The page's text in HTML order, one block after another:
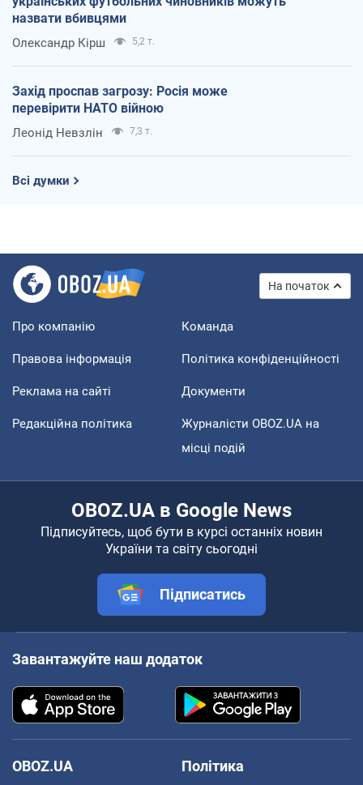
назвати вбивцями
Олександр Кірш 5,2 т.
Захід проспав загрозу: Росія може
перевірити НАТО війною
Леонід Невзлін 7,3 т.
Всі думки
На початок
Про компанію Команда
Правова інформація Політика конфіденційності
Реклама на сайті Документи
Редакційна політика
Журналісти OBOZ.UA на
місці подій
OBOZ.UA в Google News
Підписуйтесь, щоб бути в курсі останніх новин
України та світу сьогодні
Підписатись
Завантажуйте наш додаток
OBOZ.UA
Політика